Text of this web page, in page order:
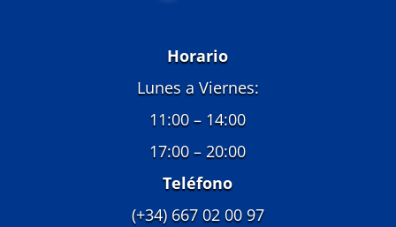
Horario
Lunes a Viernes:
11:00 – 14:00
17:00 – 20:00
Teléfono
(+34) 667 02 00 97